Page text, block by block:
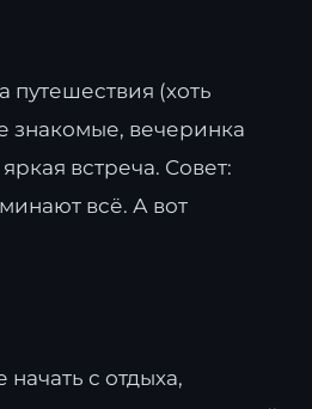
путешествия (хоть
знакомые, вечеринка
встреча. Совет:
всё. А вот
с отдыха,